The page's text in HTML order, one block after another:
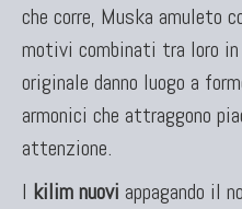
che corre, Muska amuleto
motivi combinati tra loro
originale danno luogo a
armonici che attraggono
attenzione.
I kilim nuovi appagando il